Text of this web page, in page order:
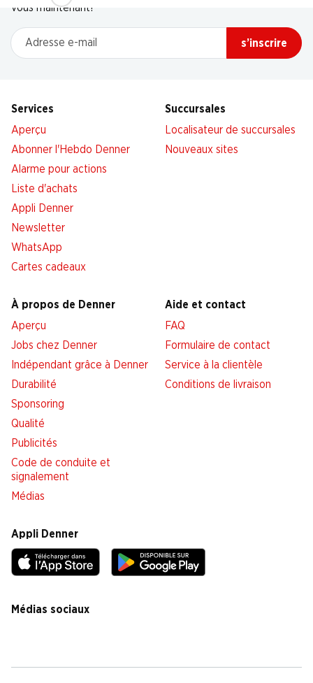
vous maintenant!
Adresse e-mail
s’inscrire
Services
Aperçu
Abonner l'Hebdo Denner
Alarme pour actions
Liste d'achats
Appli Denner
Newsletter
WhatsApp
Cartes cadeaux
Succursales
Localisateur de succursales
Nouveaux sites
À propos de Denner
Aperçu
Jobs chez Denner
Indépendant grâce à Denner
Durabilité
Sponsoring
Qualité
Publicités
Code de conduite et
signalement
Médias
Aide et contact
FAQ
Formulaire de contact
Service à la clientèle
Conditions de livraison
Appli Denner
Médias sociaux